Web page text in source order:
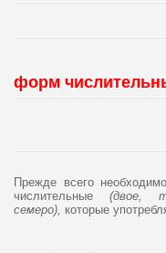
форм
Прежде всего
числительные(двое,
семеро), которые